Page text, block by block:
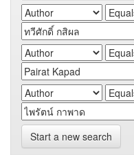
Start a new search